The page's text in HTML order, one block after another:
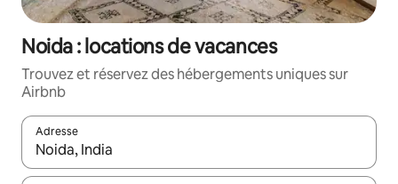
Noida : locations de vacances
Trouvez et réservez des hébergements uniques sur
Airbnb
Adresse
Lorsque les résultats s'affichent, utilisez les flèches vers le